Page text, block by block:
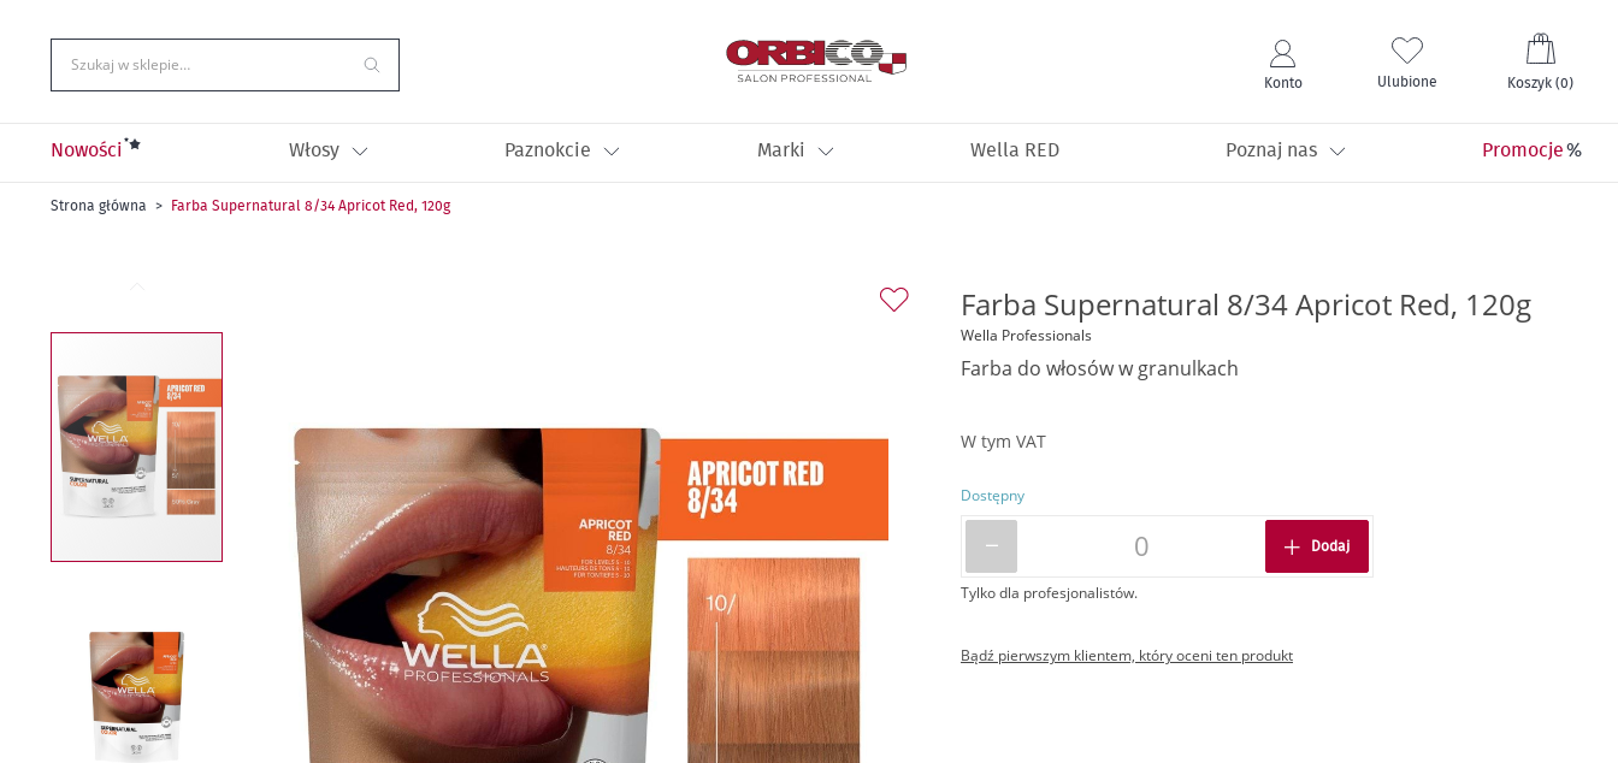
do
treści
Szukaj w sklepie…
Konto Ulubione Koszyk (0)
Nowości Włosy Paznokcie Marki Wella RED Poznaj nas Promocje
Strona główna Farba Supernatural 8/34 Apricot Red, 120g
Farba Supernatural 8/34 Apricot Red, 120g
Wella Professionals
Farba do włosów w granulkach
W tym VAT
Dostępny
Dodaj
Tylko dla profesjonalistów.
Bądź pierwszym klientem, który oceni ten produkt